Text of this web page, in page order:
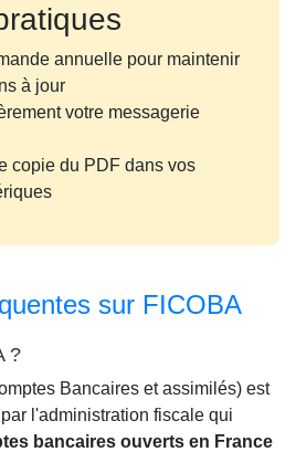
annuelle pour maintenir
à jour
votre messagerie
copie du PDF dans vos
sur FICOBA
?
Bancaires et assimilés) est
l'administration fiscale qui
bancaires ouverts en France